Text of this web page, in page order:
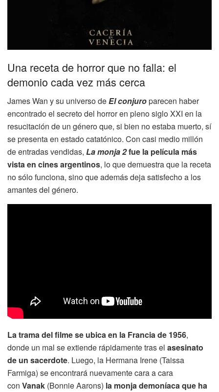
Una receta de horror que no falla: el
demonio cada vez más cerca
James Wan y su universo deEl conjuroparecen haber
encontrado el secreto del horror en pleno siglo XXI en la
resucitación de un género que, si bien no estaba muerto, sí
se presenta en estado catatónico. Con casi medio millón
de entradas vendidas, La monja 2fue la película más
vista en cines argentinos, lo que demuestra que la receta
no sólo funciona, sino que además deja satisfecho a los
amantes del género.
La trama del filme se ubica en la Francia de 1956,
donde un mal se extiende rápidamente tras el asesinato
de un sacerdote. Luego, la Hermana Irene (Taissa
Farmiga) se encontrará nuevamente cara a cara
con Vanak (Bonnie Aarons) la monja demoníaca que ha